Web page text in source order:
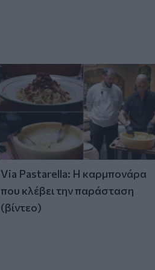
Via Pastarella: Η καρμπονάρα
που κλέβει την παράσταση
(βίντεο)